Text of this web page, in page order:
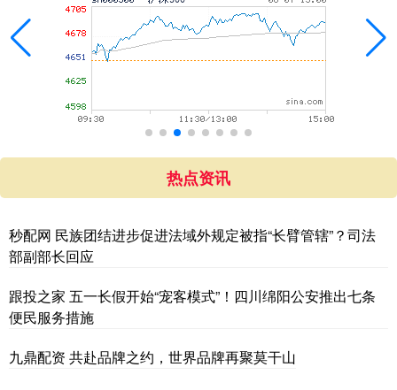
热点资讯
秒配网 民族团结进步促进法域外规定被指“长臂管辖”？司法
部副部长回应
跟投之家 五一长假开始“宠客模式”！四川绵阳公安推出七条
便民服务措施
九鼎配资 共赴品牌之约，世界品牌再聚莫干山